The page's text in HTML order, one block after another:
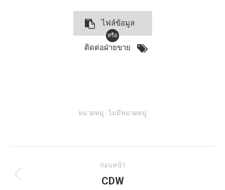
ไฟล์ข้อมูล
หรือ
ติดต่อฝ่ายขาย
หมวดหมู่ : ไม่มีหมวดหมู่
navigation
ก่อนหน้า
Previous
CDW